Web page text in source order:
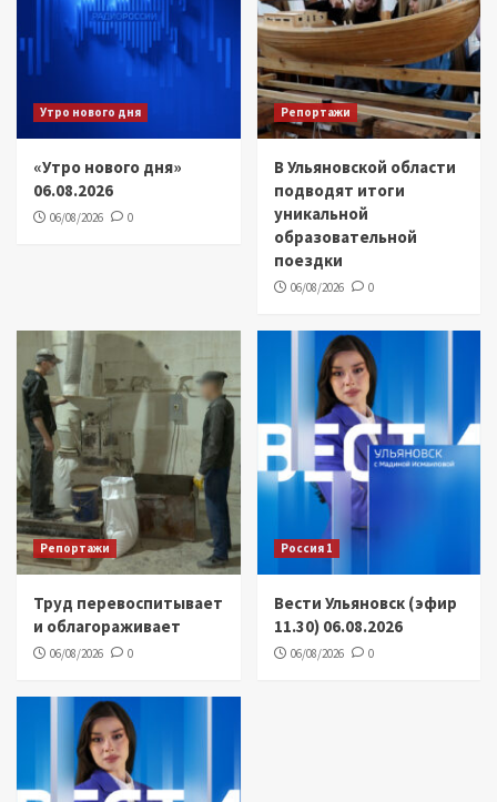
Утро нового дня
«Утро нового дня»
06.08.2026
06/08/2026 0
Репортажи
В Ульяновской области
подводят итоги
уникальной
образовательной
поездки
06/08/2026 0
Репортажи
Труд перевоспитывает
и облагораживает
06/08/2026 0
Россия 1
Вести Ульяновск (эфир
11.30) 06.08.2026
06/08/2026 0